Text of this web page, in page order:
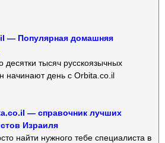
— Популярная домашняя
десятки тысяч русскоязычных
начинают день с Orbita.co.il
— справочник лучших
Израиля
найти нужного тебе специалиста в